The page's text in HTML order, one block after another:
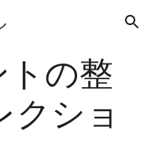
Skip to navigation
トの整
ショ